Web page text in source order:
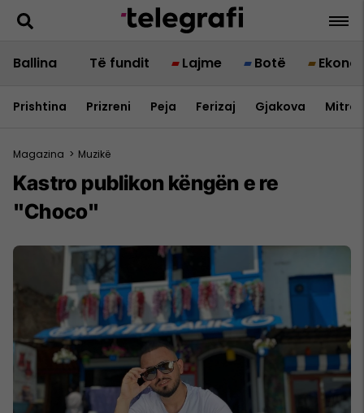
Ballina Të fundit Lajme Botë
Prishtina Prizreni Peja Ferizaj Gjakova
Magazina > Muzikë
Kastro publikon këngën e re
"Choco"